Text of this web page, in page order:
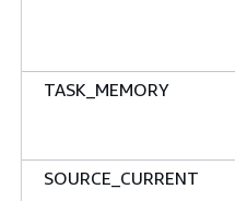
TASK_MEMORY
SOURCE_CURRENT